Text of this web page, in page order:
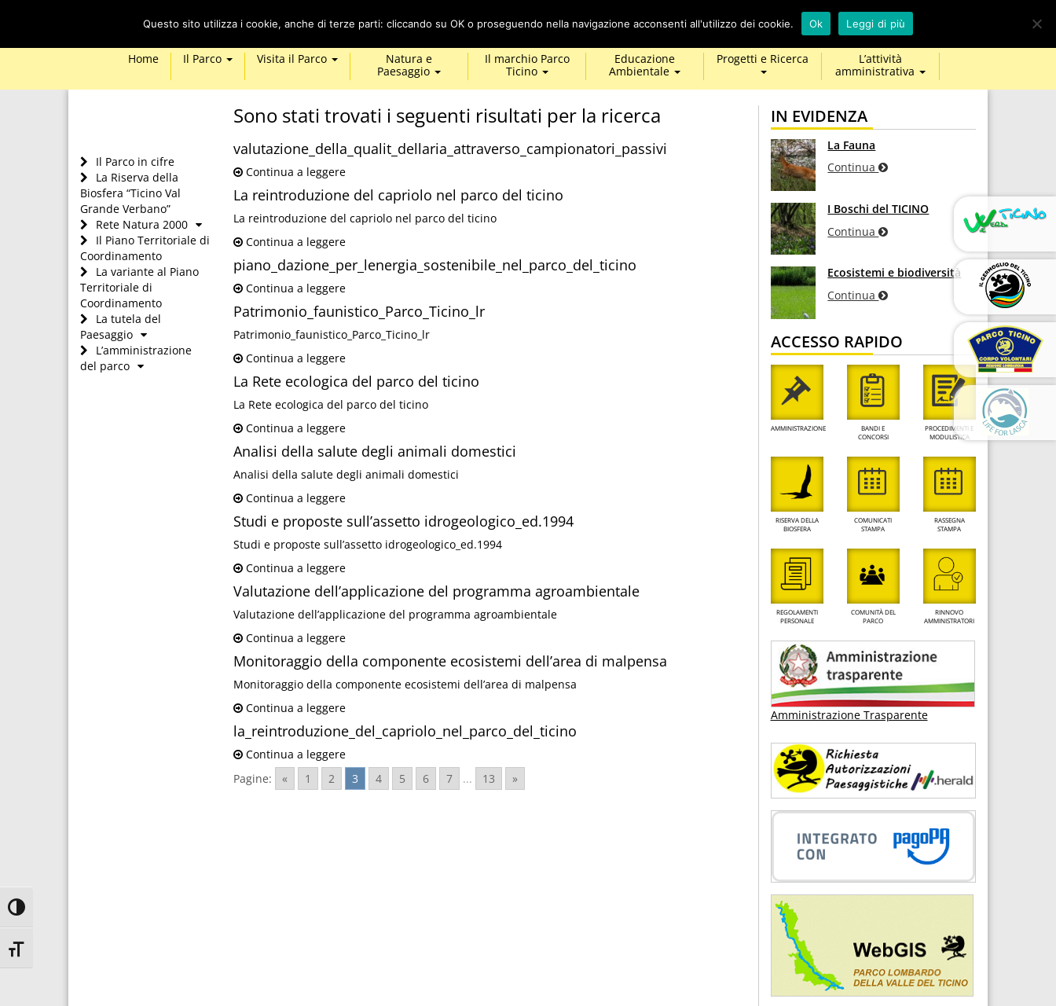
Attiva/disattiva alto contrasto
Attiva/disattiva dimensione testo
Cerca
map-
marker
calendar
Home Il Parco Visita il Parco
Natura e
Paesaggio
Il marchio Parco
Ticino
Educazione
Ambientale
Progetti e Ricerca
L’attività
amministrativa
Il Parco in cifre
La Riserva della
Biosfera “Ticino Val
Grande Verbano”
Rete Natura 2000
Il Piano Territoriale di
Coordinamento
La variante al Piano
Territoriale di
Coordinamento
La tutela del
Paesaggio
L’amministrazione
del parco
Sono stati trovati i seguenti risultati per la ricerca
valutazione_della_qualit_dellaria_attraverso_campionatori_passivi
Continua a leggere
La reintroduzione del capriolo nel parco del ticino
La reintroduzione del capriolo nel parco del ticino
Continua a leggere
piano_dazione_per_lenergia_sostenibile_nel_parco_del_ticino
Continua a leggere
Patrimonio_faunistico_Parco_Ticino_lr
Patrimonio_faunistico_Parco_Ticino_lr
Continua a leggere
La Rete ecologica del parco del ticino
La Rete ecologica del parco del ticino
Continua a leggere
Analisi della salute degli animali domestici
Analisi della salute degli animali domestici
Continua a leggere
Studi e proposte sull’assetto idrogeologico_ed.1994
Studi e proposte sull’assetto idrogeologico_ed.1994
Continua a leggere
Valutazione dell’applicazione del programma agroambientale
Valutazione dell’applicazione del programma agroambientale
Continua a leggere
Monitoraggio della componente ecosistemi dell’area di malpensa
Monitoraggio della componente ecosistemi dell’area di malpensa
Continua a leggere
la_reintroduzione_del_capriolo_nel_parco_del_ticino
Continua a leggere
Pagine:
« 1 2 3 4 5 6 7 ... 13 »
IN EVIDENZA
La Fauna
Continua
I Boschi del TICINO
Continua
Ecosistemi e biodiversità
Continua
ACCESSO RAPIDO
AMMINISTRAZIONE
BANDI E
CONCORSI
PROCEDIMENTI E
MODULISTICA
RISERVA DELLA
BIOSFERA
COMUNICATI
STAMPA
RASSEGNA
STAMPA
REGOLAMENTI
PERSONALE
COMUNITÀ DEL
PARCO
RINNOVO
AMMINISTRATORI
Amministrazione Trasparente
Questo sito utilizza i cookie, anche di terze parti: cliccando su OK o proseguendo nella navigazione acconsenti all'utilizzo dei cookie. Ok Leggi di più